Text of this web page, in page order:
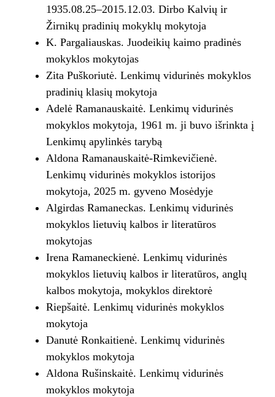
1935.08.25–2015.12.03. Dirbo Kalvių ir
Žirnikų pradinių mokyklų mokytoja
K. Pargaliauskas. Juodeikių kaimo pradinės
mokyklos mokytojas
Zita Puškoriutė. Lenkimų vidurinės mokyklos
pradinių klasių mokytoja
Adelė Ramanauskaitė. Lenkimų vidurinės
mokyklos mokytoja, 1961 m. ji buvo išrinkta į
Lenkimų apylinkės tarybą
Aldona Ramanauskaitė-Rimkevičienė.
Lenkimų vidurinės mokyklos istorijos
mokytoja, 2025 m. gyveno Mosėdyje
Algirdas Ramaneckas. Lenkimų vidurinės
mokyklos lietuvių kalbos ir literatūros
mokytojas
Irena Ramaneckienė. Lenkimų vidurinės
mokyklos lietuvių kalbos ir literatūros, anglų
kalbos mokytoja, mokyklos direktorė
Riepšaitė. Lenkimų vidurinės mokyklos
mokytoja
Danutė Ronkaitienė. Lenkimų vidurinės
mokyklos mokytoja
Aldona Rušinskaitė. Lenkimų vidurinės
mokyklos mokytoja